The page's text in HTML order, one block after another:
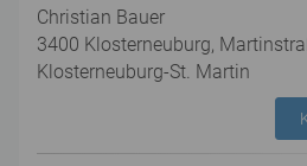
Christian Bauer
3400 Klosterneuburg,
Klosterneuburg-St. Martin